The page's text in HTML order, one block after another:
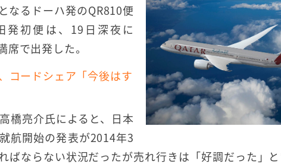
なるドーハ発のQR810便
発初便は、19日深夜に
で出発した。
コードシェア「今後はす
橋亮介氏によると、日本
航開始の発表が2014年3
ばならない状況だったが売れ行きは「好調だった」